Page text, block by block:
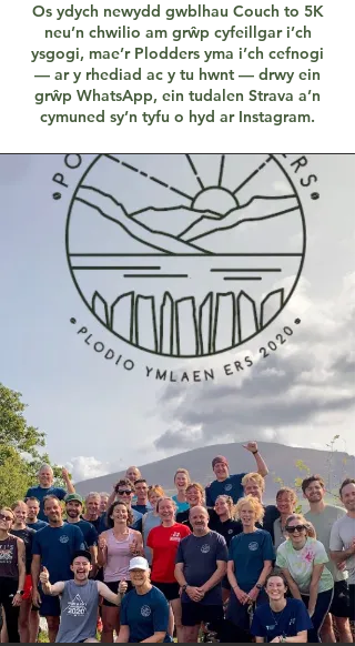
Os ydych newydd gwblhau Couch to 5K
neu’n chwilio am grŵp cyfeillgar i’ch
ysgogi, mae’r Plodders yma i’ch cefnogi
— ar y rhediad ac y tu hwnt — drwy ein
grŵp WhatsApp, ein tudalen Strava a’n
cymuned sy’n tyfu o hyd ar Instagram.